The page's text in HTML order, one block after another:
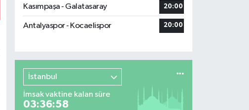
Kasımpaşa - Galatasaray 20:00
Antalyaspor - Kocaelispor 20:00
İstanbul
İmsak vaktine kalan süre
03:36:57